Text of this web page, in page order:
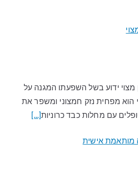
מצוי ידוע בשל השפעתו המגנה על
מפחית נזק חמצוני ומשפר את
עם מחלות כבד כרוניות[…]
מותאמת אישית